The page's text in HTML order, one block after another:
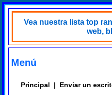
Vea nuestra lista top
web,
Menú
Principal | Enviar un